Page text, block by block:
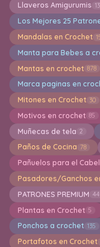
Llaveros Amigurumis 13
Los Mejores 25
Mandalas en Crochet
Manta para Bebes a
Mantas en crochet 878
Marca paginas en
Mitones en Crochet 30
Motivos en crochet 85
Muñecas de tela 2
Paños de Cocina 78
Pañuelos para el
Pasadores/Ganchos
PATRONES PREMIUM
Plantas en Crochet 5
Ponchos a crochet 135
Portafotos en Crochet